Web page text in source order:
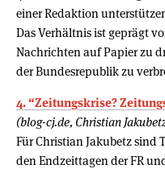
einer Redaktion
Das Verhältnis ist geprägt
Nachrichten auf Papier zu
der Bundesrepublik zu
4. “Zeitungskrise?
(blog-cj.de, Christian
Für Christian Jakubetz sind
den Endzeittagen der FR